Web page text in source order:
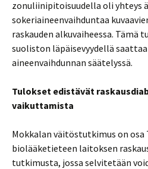
zonuliinipitoisuudella oli yhteys
sokeriaineenvaihduntaa
raskauden alkuvaiheessa. Tämä
suoliston läpäisevyydellä
aineenvaihdunnan säätelyssä.
Tulokset edistävät
vaikuttamista
Mokkalan väitöstutkimus on osa
biolääketieteen laitoksen
tutkimusta, jossa selvitetään